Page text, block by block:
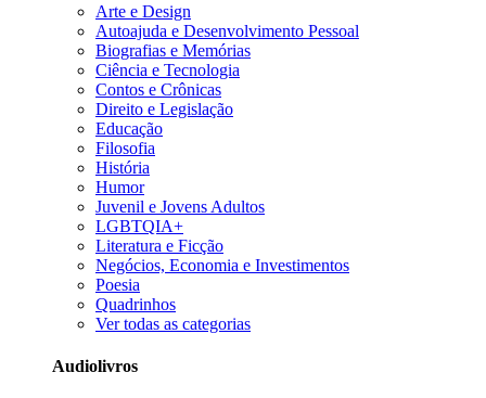
Arte e Design
Autoajuda e Desenvolvimento Pessoal
Biografias e Memórias
Ciência e Tecnologia
Contos e Crônicas
Direito e Legislação
Educação
Filosofia
História
Humor
Juvenil e Jovens Adultos
LGBTQIA+
Literatura e Ficção
Negócios, Economia e Investimentos
Poesia
Quadrinhos
Ver todas as categorias
Audiolivros